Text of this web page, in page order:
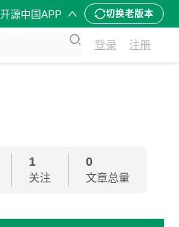
开源中国APP 切换老版本
登录 注册
1
关注
0
文章总量